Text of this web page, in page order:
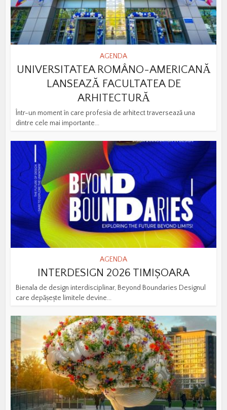
AGENDA
UNIVERSITATEA ROMÂNO-AMERICANĂ
LANSEAZĂ FACULTATEA DE
ARHITECTURĂ
Într-un moment în care profesia de arhitect traversează una
dintre cele mai importante...
AGENDA
INTERDESIGN 2026 TIMIȘOARA
Bienala de design interdisciplinar, Beyond Boundaries Designul
care depășește limitele devine...